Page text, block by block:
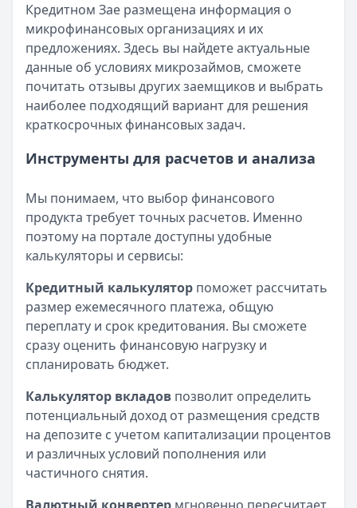
Кредитном Зае размещена информация о
микрофинансовых организациях и их
предложениях. Здесь вы найдете актуальные
данные об условиях микрозаймов, сможете
почитать отзывы других заемщиков и выбрать
наиболее подходящий вариант для решения
краткосрочных финансовых задач.
Инструменты для расчетов и анализа
Мы понимаем, что выбор финансового
продукта требует точных расчетов. Именно
поэтому на портале доступны удобные
калькуляторы и сервисы:
Кредитный калькулятор поможет рассчитать
размер ежемесячного платежа, общую
переплату и срок кредитования. Вы сможете
сразу оценить финансовую нагрузку и
спланировать бюджет.
Калькулятор вкладов позволит определить
потенциальный доход от размещения средств
на депозите с учетом капитализации процентов
и различных условий пополнения или
частичного снятия.